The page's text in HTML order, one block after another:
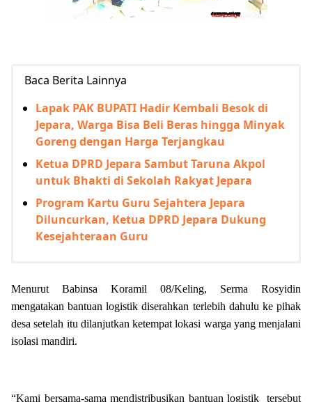
Baca Berita Lainnya
Lapak PAK BUPATI Hadir Kembali Besok di
Jepara, Warga Bisa Beli Beras hingga Minyak
Goreng dengan Harga Terjangkau
Ketua DPRD Jepara Sambut Taruna Akpol
untuk Bhakti di Sekolah Rakyat Jepara
Program Kartu Guru Sejahtera Jepara
Diluncurkan, Ketua DPRD Jepara Dukung
Kesejahteraan Guru
Menurut Babinsa Koramil 08/Keling, Serma Rosyidin
mengatakan bantuan logistik diserahkan terlebih dahulu ke pihak
desa setelah itu dilanjutkan ketempat lokasi warga yang menjalani
isolasi mandiri.
“Kami bersama-sama mendistribusikan bantuan logistik tersebut